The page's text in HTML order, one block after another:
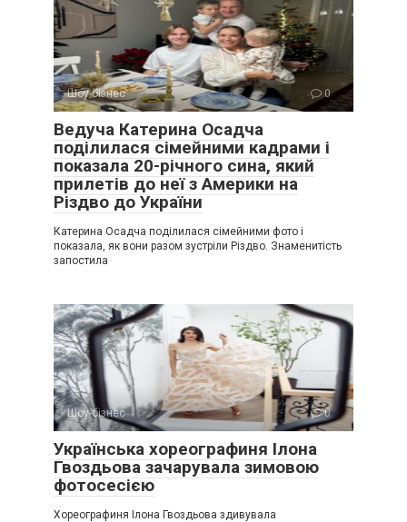
Шоу-бізнес 0
Ведуча Катерина Осадча
поділилася сімейними кадрами і
показала 20-річного сина, який
прилетів до неї з Америки на
Різдво до України
Катерина Осадча поділилася сімейними фото і
показала, як вони разом зустріли Різдво. Знаменитість
запостила
Шоу-бізнес 0
Українська хореографиня Ілона
Гвоздьова зачарувала зимовою
фотосесією
Хореографиня Ілона Гвоздьова здивувала